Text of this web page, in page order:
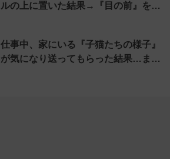
ルの上に置いた結果→『目の前』を…
仕事中、家にいる『子猫たちの様子』
が気になり送ってもらった結果…ま…